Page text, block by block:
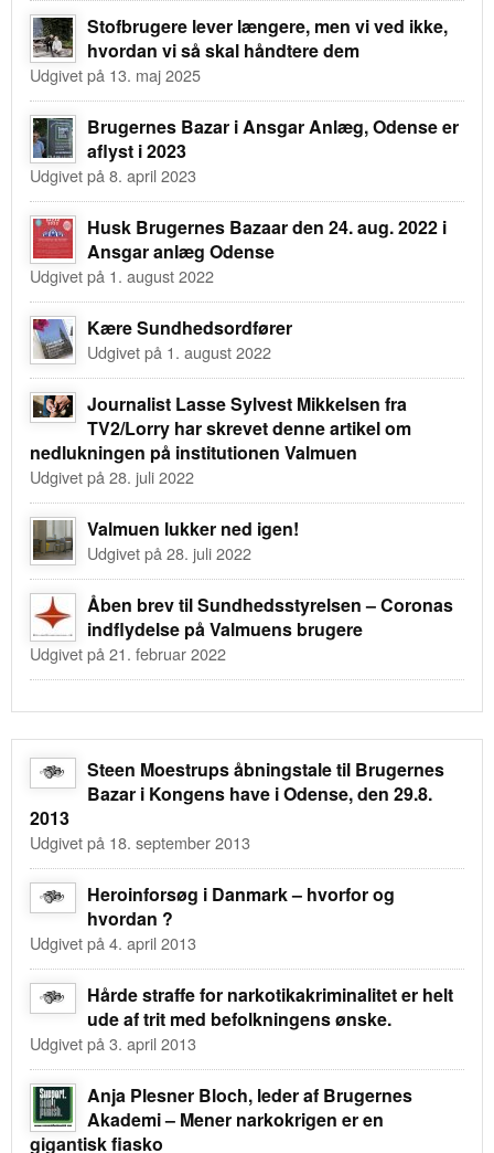
Stofbrugere lever længere, men vi ved ikke,
hvordan vi så skal håndtere dem
Udgivet på 13. maj 2025
Brugernes Bazar i Ansgar Anlæg, Odense er
aflyst i 2023
Udgivet på 8. april 2023
Husk Brugernes Bazaar den 24. aug. 2022 i
Ansgar anlæg Odense
Udgivet på 1. august 2022
Kære Sundhedsordfører
Udgivet på 1. august 2022
Journalist Lasse Sylvest Mikkelsen fra
TV2/Lorry har skrevet denne artikel om
nedlukningen på institutionen Valmuen
Udgivet på 28. juli 2022
Valmuen lukker ned igen!
Udgivet på 28. juli 2022
Åben brev til Sundhedsstyrelsen – Coronas
indflydelse på Valmuens brugere
Udgivet på 21. februar 2022
Steen Moestrups åbningstale til Brugernes
Bazar i Kongens have i Odense, den 29.8.
2013
Udgivet på 18. september 2013
Heroinforsøg i Danmark – hvorfor og
hvordan ?
Udgivet på 4. april 2013
Hårde straffe for narkotikakriminalitet er helt
ude af trit med befolkningens ønske.
Udgivet på 3. april 2013
Anja Plesner Bloch, leder af Brugernes
Akademi – Mener narkokrigen er en
gigantisk fiasko